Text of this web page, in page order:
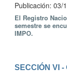
Publicación: 03/
El Registro
semestre se
IMPO.
SECCIÓN VI -